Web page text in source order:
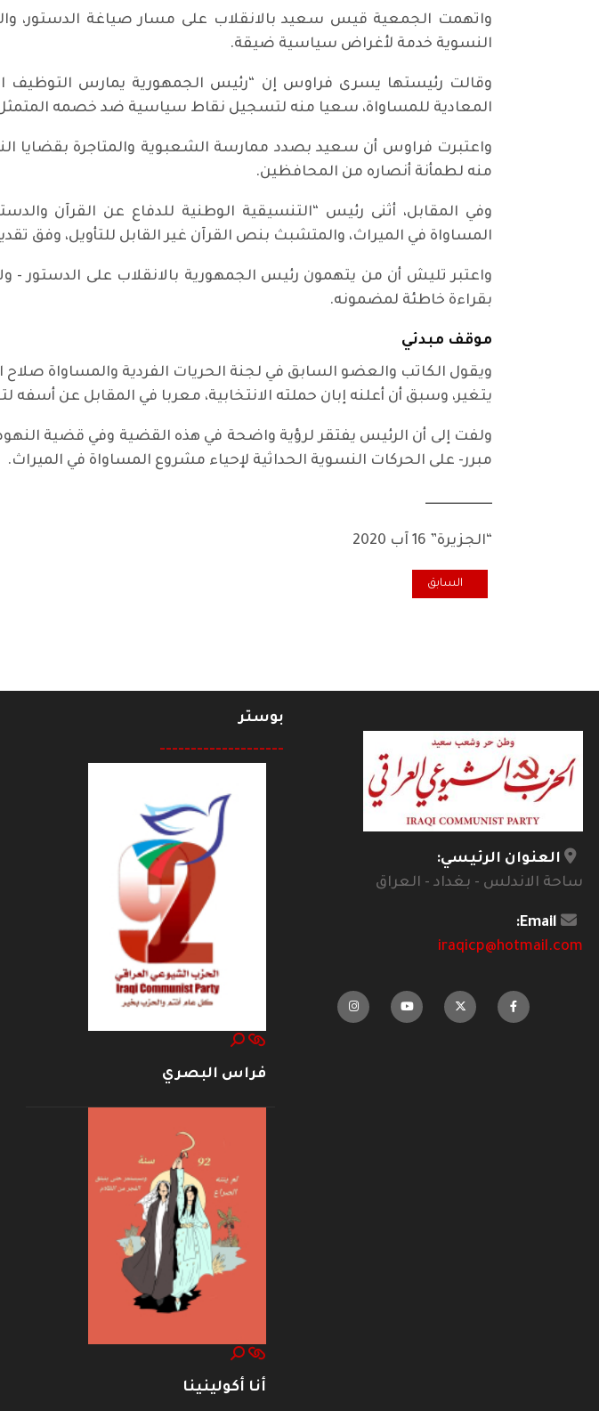
واتهمت الجمعية قيس سعيد بالانقلاب على مسار صياغة الدستور،
النسوية خدمة لأغراض سياسية ضيقة.
وقالت رئيستها يسرى فراوس إن “رئيس الجمهورية يمارس التوظيف
المعادية للمساواة، سعيا منه لتسجيل نقاط سياسية ضد خصمه المتمثل
واعتبرت فراوس أن سعيد بصدد ممارسة الشعبوية والمتاجرة بقضايا
منه لطمأنة أنصاره من المحافظين.
وفي المقابل، أثنى رئيس “التنسيقية الوطنية للدفاع عن القرآن
المساواة في الميراث، والمتشبث بنص القرآن غير القابل للتأويل، وفق
واعتبر تليش أن من يتهمون رئيس الجمهورية بالانقلاب على الدستور
بقراءة خاطئة لمضمونه.
موقف مبدئي
ويقول الكاتب والعضو السابق في لجنة الحريات الفردية والمساواة
يتغير، وسبق أن أعلنه إبان حملته الانتخابية، معربا في المقابل عن
ولفت إلى أن الرئيس يفتقر لرؤية واضحة في هذه القضية وفي قضية
مبرر- على الحركات النسوية الحداثية لإحياء مشروع المساواة في الميراث.
ـــــــــــــــــــــــــ
“الجزيرة” 16 آب 2020
المقال السابق: التضامن قيمة عليا
السابق
العنوان الرئيسي:
ساحة الاندلس - بغداد - العراق
Email:
iraqicp@hotmail.com
بوستر
--------------------
فراس البصري
أنا أكولينينا